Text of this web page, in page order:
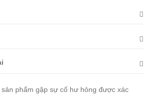
phẩm gặp sự cố hư hỏng được xác